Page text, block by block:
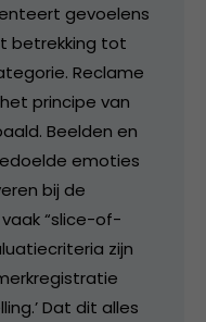
gevoelens
betrekking tot
Reclame
principe van
Beelden en
emoties
bij de
“slice-of-
zijn
Dat dit alles